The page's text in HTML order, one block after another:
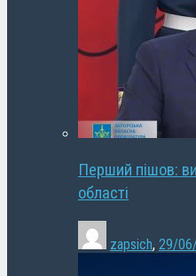
Перший пішов:
області
zapsich, 29/